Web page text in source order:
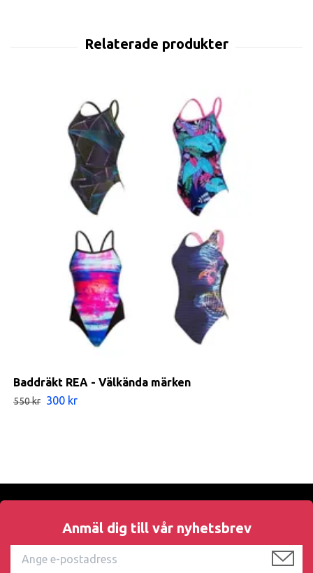
Baddräkt REA - Välkända märken
550 kr 300 kr
Anmäl dig till vår nyhetsbrev